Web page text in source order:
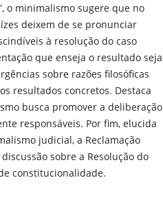
o minimalismo sugere que no
deixem de se pronunciar
à resolução do caso
que enseja o resultado seja
sobre razões filosóficas
resultados concretos. Destaca
busca promover a deliberação
responsáveis. Por fim, elucida
judicial, a Reclamação
sobre a Resolução do
constitucionalidade.